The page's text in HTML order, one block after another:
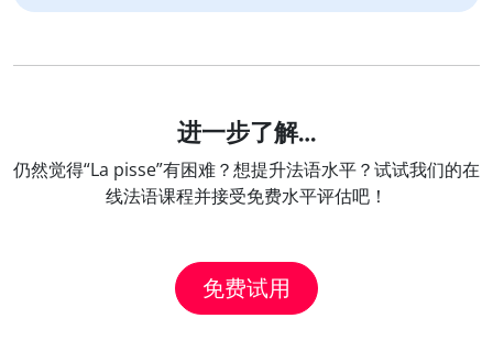
进一步了解…
仍然觉得“La pisse”有困难？想提升法语水平？试试我们的在
线法语课程并接受免费水平评估吧！
免费试用